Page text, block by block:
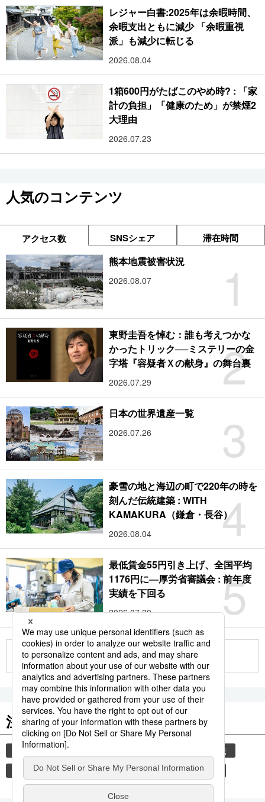
レジャー白書:2025年は余暇時間、
余暇支出ともに減少 「余暇重視
派」も減少に転じる
2026.08.04
1箱600円がたばこのやめ時? : 「家
計の負担」「健康のため」が禁煙2
大理由
2026.07.23
人気のコンテンツ
アクセス数 SNSシェア 滞在時間
1
熊本地震被害状況
2026.08.07
2
東野圭吾を悼む：誰も考えつかな
かったトリック──ミステリーの金
字塔『容疑者Ｘの献身』の舞台裏
2026.07.29
3
日本の世界遺産一覧
2026.07.26
4
豪雪の地と海辺の町で220年の時を
刻んだ伝統建築 : WITH
KAMAKURA（鎌倉・長谷）
2026.08.04
5
最低賃金55円引き上げ、全国平均
1176円に―厚労省審議会 : 前年度
実績を下回る
2026.07.30
もっと見る
注目のキーワード
共同通信ニュース
観光
避難所
自然災害 気象庁 津波